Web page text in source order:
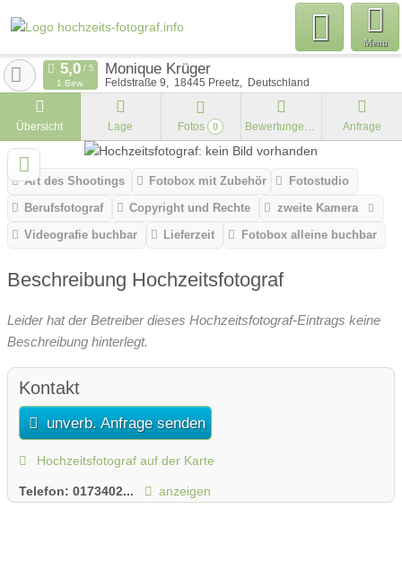
Menu
Monique Krüger
Feldstraße 9 18445 Preetz Deutschland
1 Bew.
Übersicht Lage Fotos 0 Bewertungen Anfrage
Art des Shootings Fotobox mit Zubehör
Fotostudio
Berufsfotograf
Copyright und Rechte
zweite Kamera
Videografie buchbar
Lieferzeit Fotobox alleine buchbar
Beschreibung Hochzeitsfotograf
Leider hat der Betreiber dieses Hochzeitsfotograf-Eintrags keine
Beschreibung hinterlegt.
Kontakt
unverb. Anfrage senden
Hochzeitsfotograf auf der Karte
Telefon: 0173402... anzeigen